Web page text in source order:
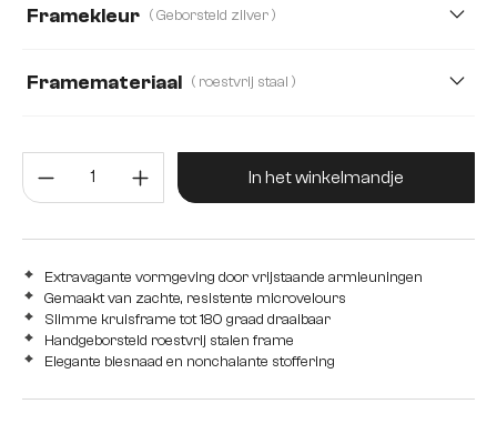
Framekleur ( Geborsteld zilver )
Framemateriaal ( roestvrij staal )
Producthoeveelheid: Voer de
In het winkelmandje
Extravagante vormgeving door vrijstaande armleuningen
Gemaakt van zachte, resistente microvelours
Slimme kruisframe tot 180 graad draaibaar
Handgeborsteld roestvrij stalen frame
Elegante biesnaad en nonchalante stoffering